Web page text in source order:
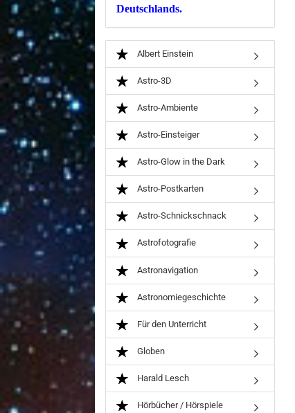
Deutschlands.
Albert Einstein
Astro-3D
Astro-Ambiente
Astro-Einsteiger
Astro-Glow in the Dark
Astro-Postkarten
Astro-Schnickschnack
Astrofotografie
Astronavigation
Astronomiegeschichte
Für den Unterricht
Globen
Harald Lesch
Hörbücher / Hörspiele